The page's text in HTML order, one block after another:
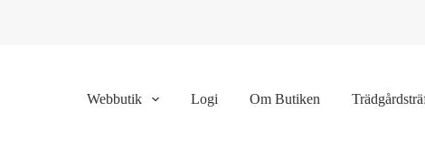
Webbutik Logi Om Butiken